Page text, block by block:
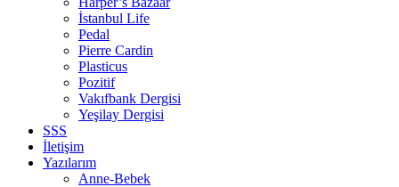
İstanbul Life
Pedal
Pierre Cardin
Plasticus
Pozitif
Vakıfbank Dergisi
Yeşilay Dergisi
SSS
İletişim
Yazılarım
Anne-Bebek